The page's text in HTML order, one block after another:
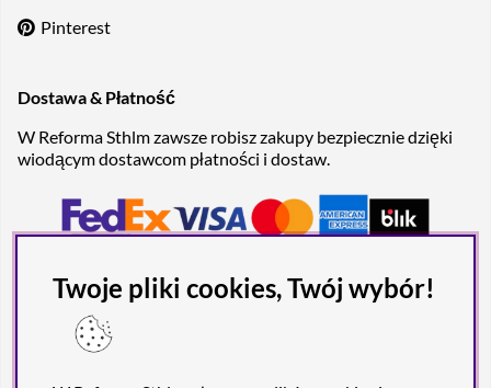
Pinterest
Dostawa & Płatność
W Reforma Sthlm zawsze robisz zakupy bezpiecznie dzięki
wiodącym dostawcom płatności i dostaw.
Twoje pliki cookies, Twój wybór!